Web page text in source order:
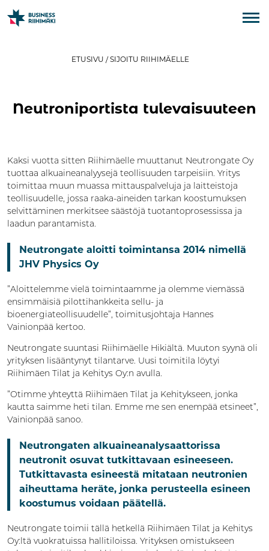
ETUSIVU /SIJOITU RIIHIMÄELLE
Neutroniportista tulevaisuuteen
Kaksi vuotta sitten Riihimäelle muuttanut Neutrongate Oy
tuottaa alkuaineanalyysejä teollisuuden tarpeisiin. Yritys
toimittaa muun muassa mittauspalveluja ja laitteistoja
teollisuudelle, jossa raaka-aineiden tarkan koostumuksen
selvittäminen merkitsee säästöjä tuotantoprosessissa ja
laadun parantamista.
Neutrongate aloitti toimintansa 2014 nimellä
JHV Physics Oy
”Aloittelemme vielä toimintaamme ja olemme viemässä
ensimmäisiä pilottihankkeita sellu- ja
bioenergiateollisuudelle”, toimitusjohtaja Hannes
Vainionpää kertoo.
Neutrongate suuntasi Riihimäelle Hikiältä. Muuton syynä oli
yrityksen lisääntynyt tilantarve. Uusi toimitila löytyi
Riihimäen Tilat ja Kehitys Oy:n avulla.
”Otimme yhteyttä Riihimäen Tilat ja Kehitykseen, jonka
kautta saimme heti tilan. Emme me sen enempää etsineet”,
Vainionpää sanoo.
Neutrongaten alkuaineanalysaattorissa
neutronit osuvat tutkittavaan esineeseen.
Tutkittavasta esineestä mitataan neutronien
aiheuttama heräte, jonka perusteella esineen
koostumus voidaan päätellä.
Neutrongate toimii tällä hetkellä Riihimäen Tilat ja Kehitys
Oy:ltä vuokratuissa hallitiloissa. Yrityksen omistukseen